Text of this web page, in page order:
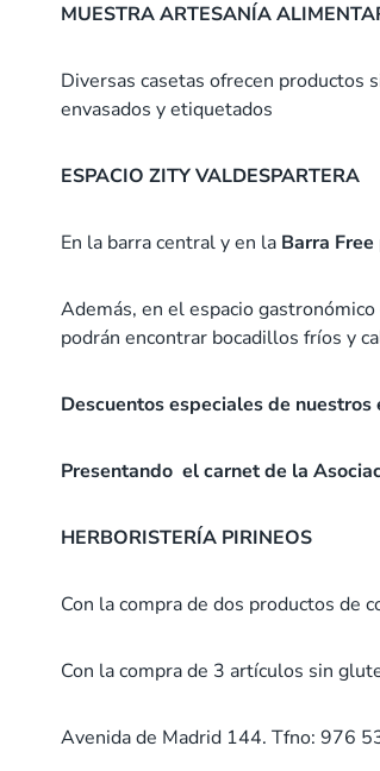
MUESTRA ARTESANÍA
Diversas casetas ofrecen productos
envasados y etiquetados
ESPACIO ZITY VALDESPARTERA
En la barra central y en la Barra Free
Además, en el espacio
podrán encontrar bocadillos fríos y
Descuentos especiales de
Presentando el carnet de la
HERBORISTERÍA PIRINEOS
Con la compra de dos productos de
Con la compra de 3 artículos sin
Avenida de Madrid 144. Tfno: 976